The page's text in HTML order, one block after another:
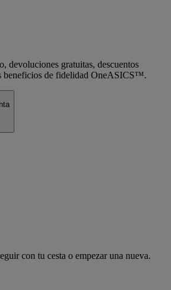
devoluciones gratuitas, descuentos
beneficios de fidelidad OneASICS™.
con tu cesta o empezar una nueva.